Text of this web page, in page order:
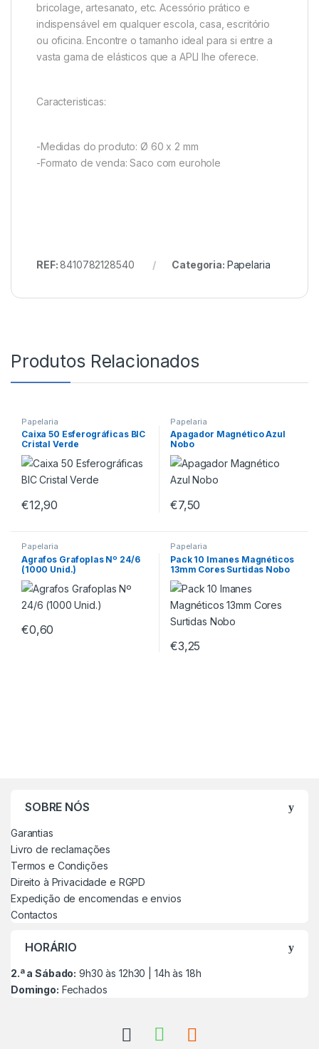
bricolage, artesanato, etc. Acessório prático e
indispensável em qualquer escola, casa, escritório
ou oficina. Encontre o tamanho ideal para si entre a
vasta gama de elásticos que a APLI lhe oferece.
Caracteristicas:
-Medidas do produto: Ø 60 x 2 mm
-Formato de venda: Saco com eurohole
REF:8410782128540 Categoria: Papelaria
Produtos Relacionados
Papelaria
Caixa 50 Esferográficas BIC
Cristal Verde
€12,90
Papelaria
Apagador Magnético Azul
Nobo
€7,50
Papelaria
Agrafos Grafoplas Nº 24/6
(1000 Unid.)
€0,60
Papelaria
Pack 10 Imanes Magnéticos
13mm Cores Surtidas Nobo
€3,25
SOBRE NÓS
Garantias
Livro de reclamações
Termos e Condições
Direito à Privacidade e RGPD
Expedição de encomendas e envios
Contactos
HORÁRIO
2.ª a Sábado: 9h30 às 12h30 | 14h às 18h
Domingo: Fechados